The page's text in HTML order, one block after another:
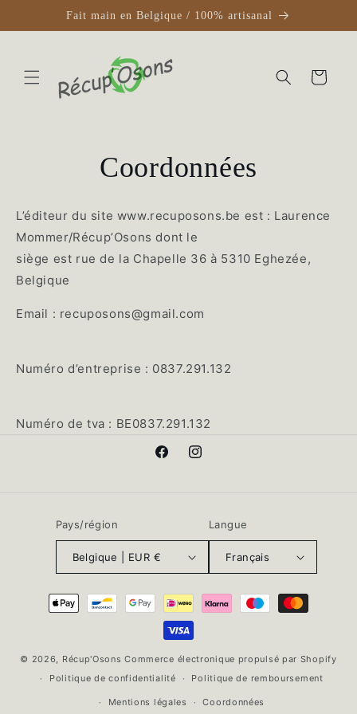
au
Fait main en Belgique / 100% artisanal
Panier
Coordonnées
L’éditeur du site www.recuposons.be est : Laurence
Mommer/Récup’Osons dont le
siège est rue de la Chapelle 36 à 5310 Eghezée,
Belgique
Email : recuposons@gmail.com
Numéro d’entreprise : 0837.291.132
Numéro de tva : BE0837.291.132
FacebookInstagram
Pays/région
Belgique | EUR €
Langue
Français
Moyens
© 2026, Récup'Osons Commerce électronique propulsé par Shopify
Politique de confidentialité
Politique de remboursement
Mentions légales Coordonnées